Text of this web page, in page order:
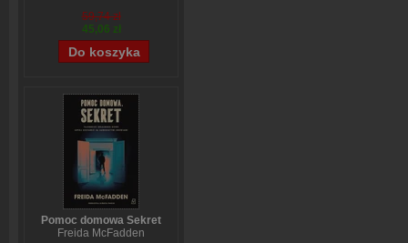
59,74 zł
45,06 zł
Pomoc domowa Sekret
Freida McFadden